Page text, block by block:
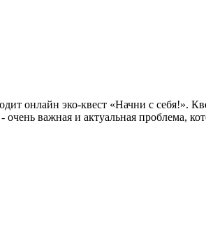
онлайн эко-квест «Начни с себя!».
важная и актуальная проблема,